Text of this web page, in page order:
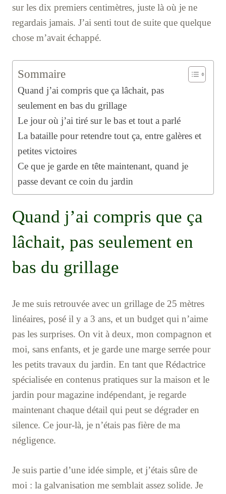
sur les dix premiers centimètres, juste là où je ne
regardais jamais. J’ai senti tout de suite que quelque
chose m’avait échappé.
Sommaire
Quand j’ai compris que ça lâchait, pas
seulement en bas du grillage
Le jour où j’ai tiré sur le bas et tout a parlé
La bataille pour retendre tout ça, entre galères et
petites victoires
Ce que je garde en tête maintenant, quand je
passe devant ce coin du jardin
Quand j’ai compris que ça
lâchait, pas seulement en
bas du grillage
Je me suis retrouvée avec un grillage de 25 mètres
linéaires, posé il y a 3 ans, et un budget qui n’aime
pas les surprises. On vit à deux, mon compagnon et
moi, sans enfants, et je garde une marge serrée pour
les petits travaux du jardin. En tant que Rédactrice
spécialisée en contenus pratiques sur la maison et le
jardin pour magazine indépendant, je regarde
maintenant chaque détail qui peut se dégrader en
silence. Ce jour-là, je n’étais pas fière de ma
négligence.
Je suis partie d’une idée simple, et j’étais sûre de
moi : la galvanisation me semblait assez solide. Je